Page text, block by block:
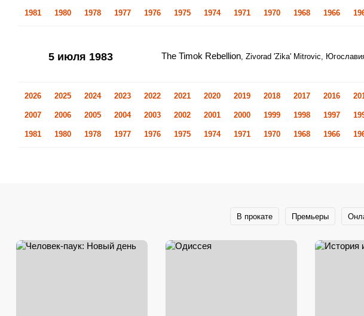
1981 1980 1978 1977 1976 1975 1974 1971 1970 1968 1966
5 июля 1983 The Timok Rebellion, Zivorad 'Zika' Mitrovic,
2026 2025 2024 2023 2022 2021 2020 2019 2018 2017 2016
2007 2006 2005 2004 2003 2002 2001 2000 1999 1998 1997
1981 1980 1978 1977 1976 1975 1974 1971 1970 1968 1966
В прокате Премьеры